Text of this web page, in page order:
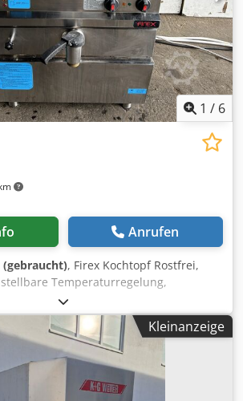
1 / 6
Anrufen
, Firex Kochtopf Rostfrei,
Temperaturregelung,
seitlicher Bodenauslauf, 3Ph
Kleinanzeige